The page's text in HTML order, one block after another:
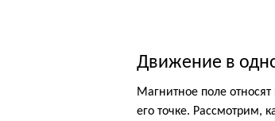
Движение в
Магнитное поле
его точке. Рассмотрим,